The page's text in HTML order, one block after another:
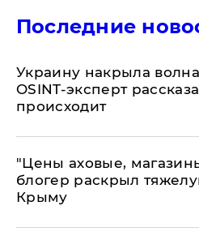
Последние
​Украину накрыла
OSINT-эксперт
происходит
​"Цены аховые,
блогер раскрыл
Крыму